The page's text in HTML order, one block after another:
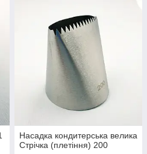
Насадка кондитерська велика
Стрічка (плетіння) 200